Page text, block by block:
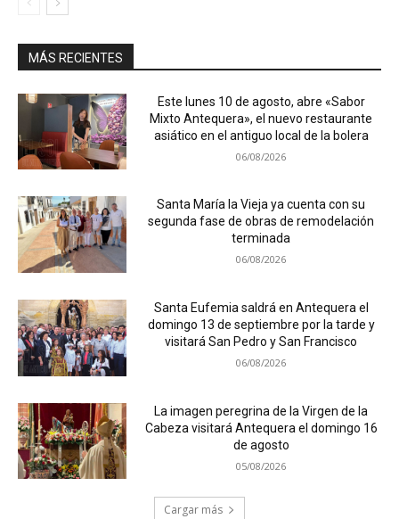
MÁS RECIENTES
Este lunes 10 de agosto, abre «Sabor
Mixto Antequera», el nuevo restaurante
asiático en el antiguo local de la bolera
06/08/2026
Santa María la Vieja ya cuenta con su
segunda fase de obras de remodelación
terminada
06/08/2026
Santa Eufemia saldrá en Antequera el
domingo 13 de septiembre por la tarde y
visitará San Pedro y San Francisco
06/08/2026
La imagen peregrina de la Virgen de la
Cabeza visitará Antequera el domingo 16
de agosto
05/08/2026
Cargar más